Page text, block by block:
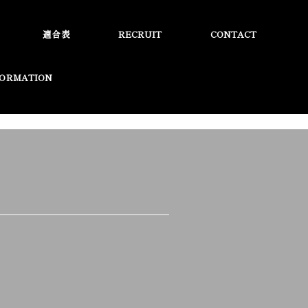
適合表 RECRUIT CONTACT